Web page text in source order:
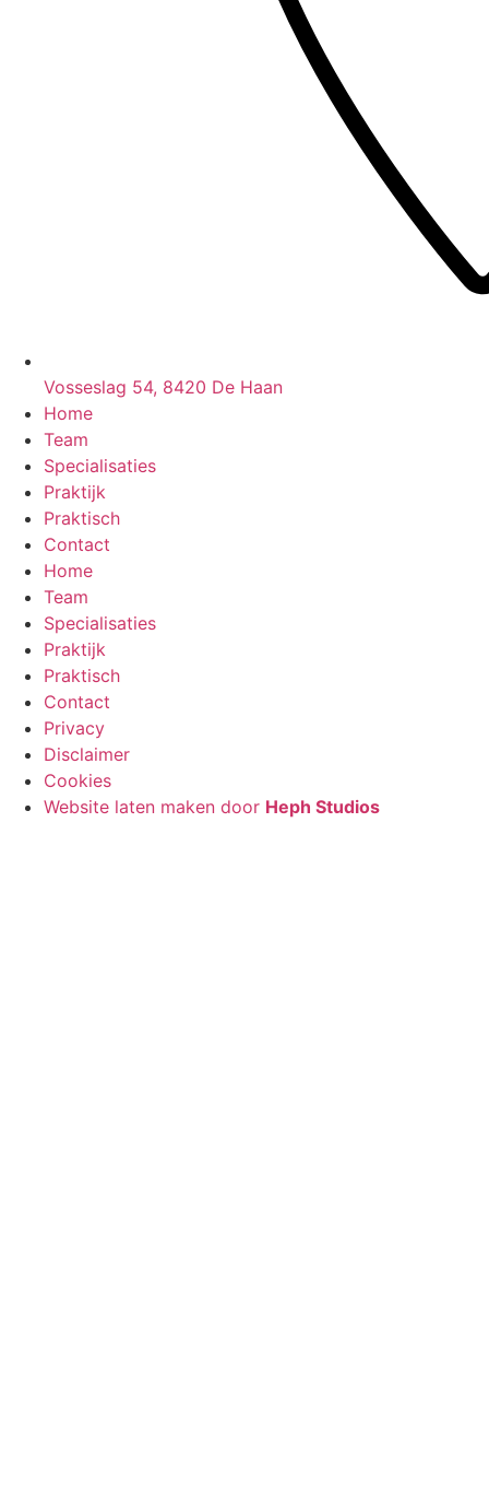
Vosseslag 54, 8420 De Haan
Home
Team
Specialisaties
Praktijk
Praktisch
Contact
Home
Team
Specialisaties
Praktijk
Praktisch
Contact
Privacy
Disclaimer
Cookies
Website laten maken door Heph Studios